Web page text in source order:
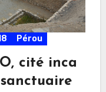
Pérou
cité inca
sanctuaire